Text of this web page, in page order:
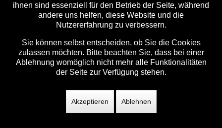
QS-Zertifizierung
Zertifizierung
Mittagstisch der Woche
Impressum
Datenschutzerklärung
ihnen sind essenziell für den Betrieb der Seite, während
andere uns helfen, diese Website und die
Nutzererfahrung zu verbessern.
Sie können selbst entscheiden, ob Sie die Cookies
zulassen möchten. Bitte beachten Sie, dass bei einer
Ablehnung womöglich nicht mehr alle Funktionalitäten
der Seite zur Verfügung stehen.
Akzeptieren Ablehnen